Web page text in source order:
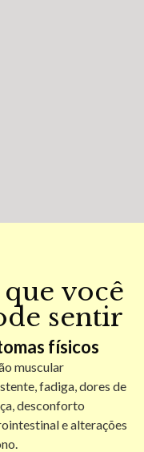
você
sentir
físicos
muscular
fadiga, dores de
desconforto
e alterações